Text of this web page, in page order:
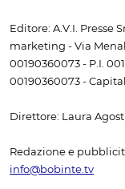
Editore: A.V.I. Presse
marketing - Via
00190360073 - P.I.
00190360073 -
Direttore: Laura
Redazione e
info@bobinte.tv